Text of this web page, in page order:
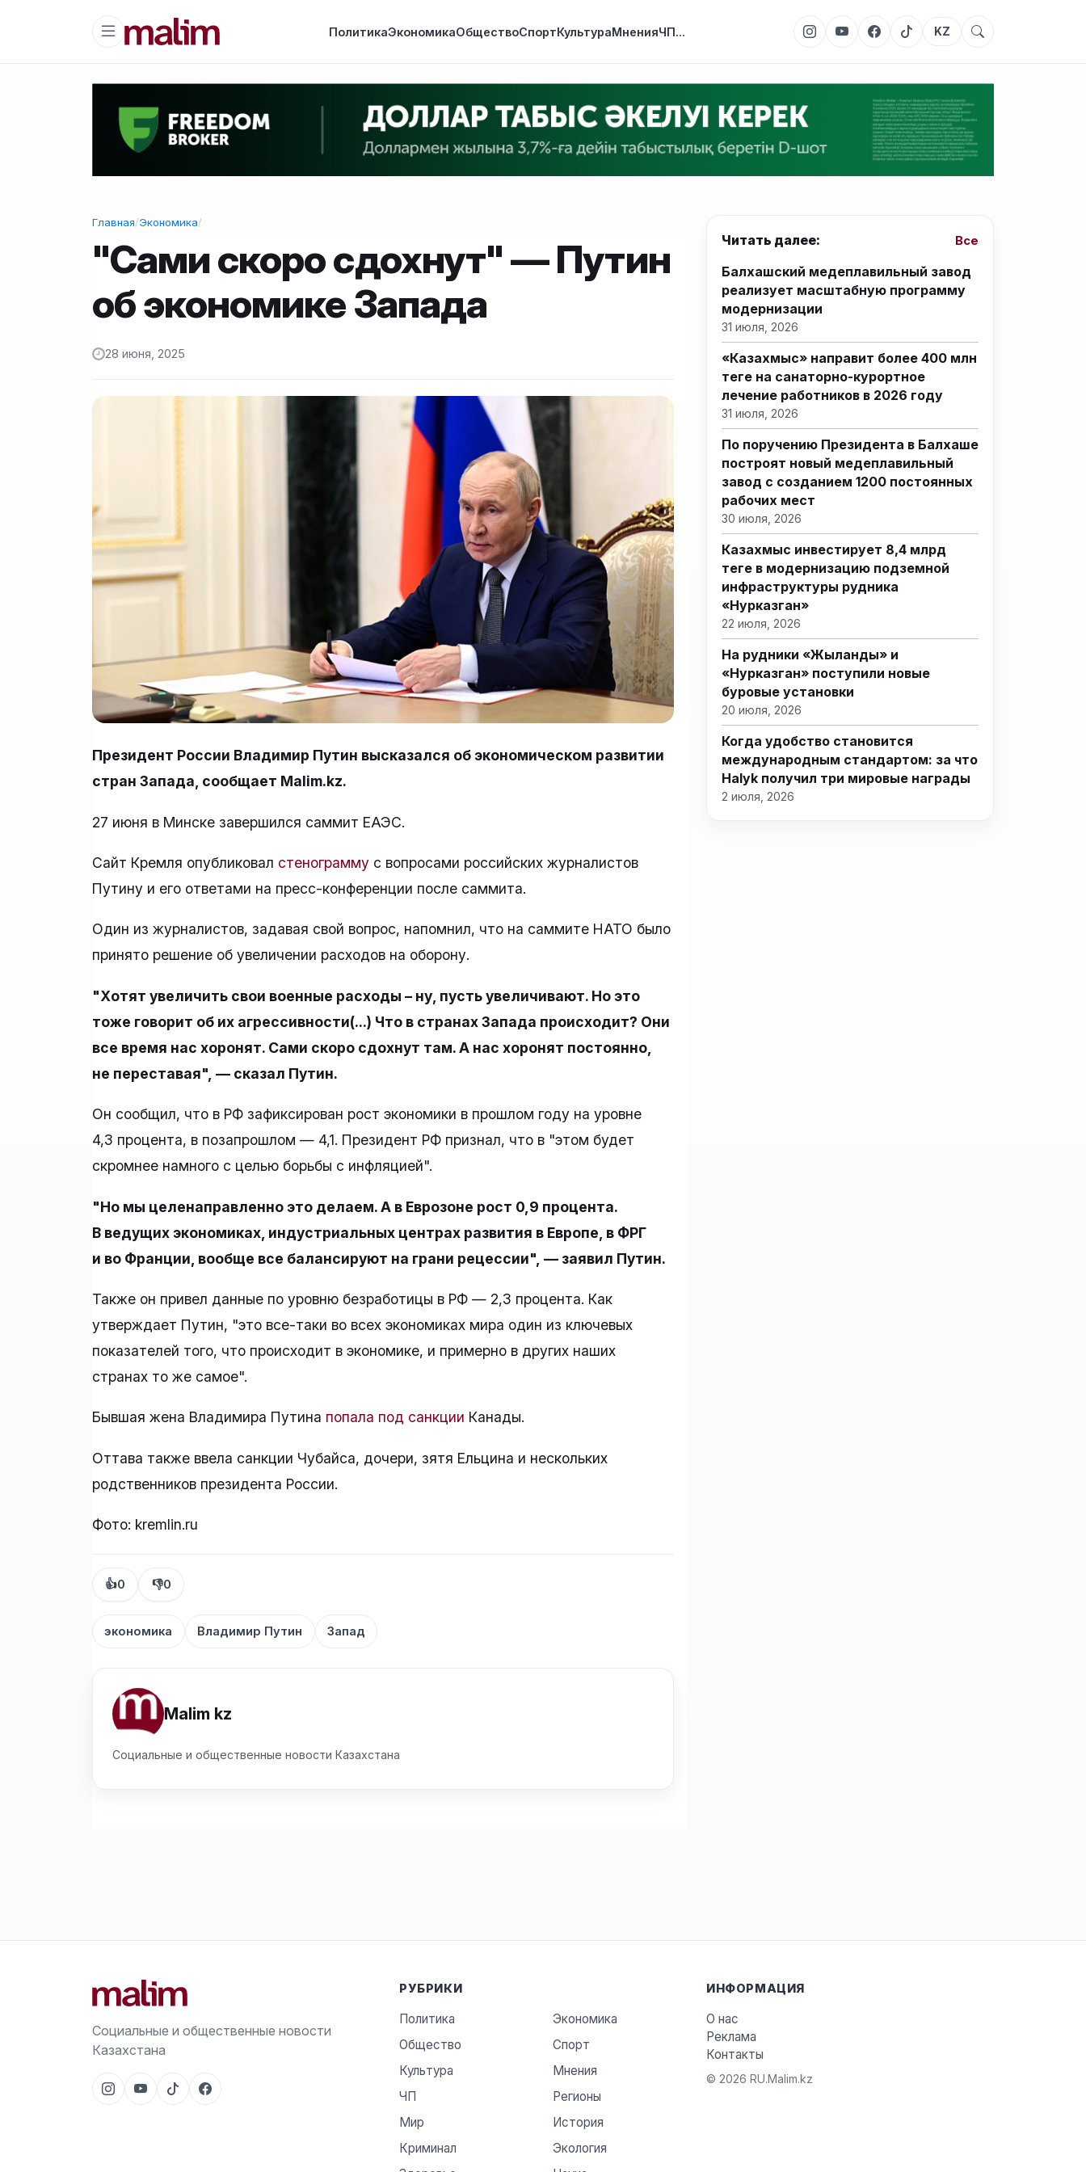
ПолитикаЭкономикаОбществоСпортКультураМненияЧП... KZ
Главная/Экономика/
"Сами скоро сдохнут" — Путин
об экономике Запада
28 июня, 2025
Президент России Владимир Путин высказался об экономическом развитии
стран Запада, сообщает Malim.kz.
27 июня в Минске завершился саммит ЕАЭС.
Сайт Кремля опубликовал стенограмму с вопросами российских журналистов
Путину и его ответами на пресс-конференции после саммита.
Один из журналистов, задавая свой вопрос, напомнил, что на саммите НАТО было
принято решение об увеличении расходов на оборону.
"Хотят увеличить свои военные расходы – ну, пусть увеличивают. Но это
тоже говорит об их агрессивности(...) Что в странах Запада происходит? Они
все время нас хоронят. Сами скоро сдохнут там. А нас хоронят постоянно,
не переставая", — сказал Путин.
Он сообщил, что в РФ зафиксирован рост экономики в прошлом году на уровне
4,3 процента, в позапрошлом — 4,1. Президент РФ признал, что в "этом будет
скромнее намного с целью борьбы с инфляцией".
"Но мы целенаправленно это делаем. А в Еврозоне рост 0,9 процента.
В ведущих экономиках, индустриальных центрах развития в Европе, в ФРГ
и во Франции, вообще все балансируют на грани рецессии", — заявил Путин.
Также он привел данные по уровню безработицы в РФ — 2,3 процента. Как
утверждает Путин, "это все-таки во всех экономиках мира один из ключевых
показателей того, что происходит в экономике, и примерно в других наших
странах то же самое".
Бывшая жена Владимира Путина попала под санкции Канады.
Оттава также ввела санкции Чубайса, дочери, зятя Ельцина и нескольких
родственников президента России.
Фото: kremlin.ru
👍0 👎0
экономика Владимир Путин Запад
Malim kz
Социальные и общественные новости Казахстана
Читать далее: Все
Балхашский медеплавильный завод
реализует масштабную программу
модернизации
31 июля, 2026
«Казахмыс» направит более 400 млн
теңге на санаторно-курортное
лечение работников в 2026 году
31 июля, 2026
По поручению Президента в Балхаше
построят новый медеплавильный
завод с созданием 1200 постоянных
рабочих мест
30 июля, 2026
Казахмыс инвестирует 8,4 млрд
теңге в модернизацию подземной
инфраструктуры рудника
«Нурказган»
22 июля, 2026
На рудники «Жыланды» и
«Нурказган» поступили новые
буровые установки
20 июля, 2026
Когда удобство становится
международным стандартом: за что
Halyk получил три мировые награды
2 июля, 2026
Социальные и общественные новости
Казахстана
РУБРИКИ
Политика
Экономика
Общество
Спорт
Культура
Мнения
ЧП
Регионы
Мир
История
Криминал
Экология
ИНФОРМАЦИЯ
О нас
Реклама
Контакты
© 2026 RU.Malim.kz